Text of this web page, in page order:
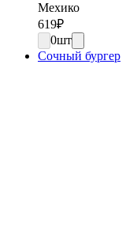
Мехико
619₽
0шт
Сочный бургер